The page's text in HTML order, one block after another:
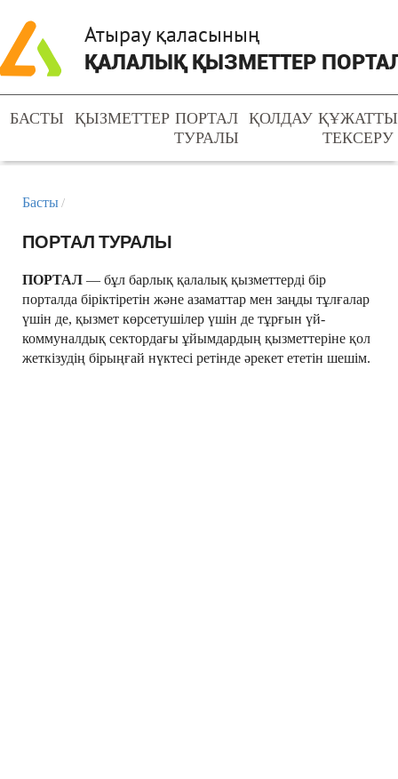
Атырау қаласының
ҚАЛАЛЫҚ ҚЫЗМЕТТЕР
БАСТЫ ҚЫЗМЕТТЕР ПОРТАЛ
ТУРАЛЫ
ҚОЛДАУ ҚҰЖАТТЫ
ТЕКСЕРУ
Басты /
ПОРТАЛ ТУРАЛЫ
ПОРТАЛ — бұл барлық қалалық қызметтерді бір
порталда біріктіретін және азаматтар мен заңды тұлғалар
үшін де, қызмет көрсетушілер үшін де тұрғын үй-
коммуналдық сектордағы ұйымдардың қызметтеріне қол
жеткізудің бірыңғай нүктесі ретінде әрекет ететін шешім.